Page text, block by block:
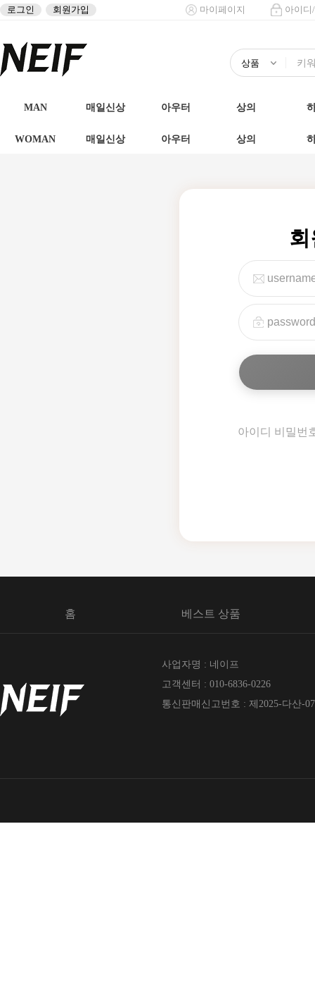
로그인 회원가입 마이페이지 아이디
MAN 매일신상 아우터 상의
WOMAN 매일신상 아우터 상의
아이디 비밀번
홈 베스트 상품
사업자명 : 네이프
고객센터 : 010-6836-0226
통신판매신고번호 : 제2025-다산-